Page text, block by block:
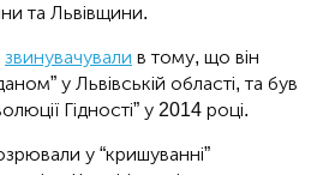
та Львівщини.
звинувачували в тому, що він
у Львівській області, та був
Гідності” у 2014 році.
у “кришуванні”